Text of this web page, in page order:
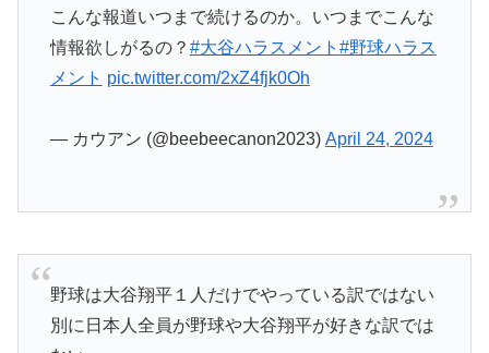
こんな報道いつまで続けるのか。いつまでこんな
情報欲しがるの？
#大谷ハラスメント
#野球ハラス
メント
pic.twitter.com/2xZ4fjk0Oh
— カウアン (@beebeecanon2023) April 24, 2024
野球は大谷翔平１人だけでやっている訳ではない
別に日本人全員が野球や大谷翔平が好きな訳では
ない